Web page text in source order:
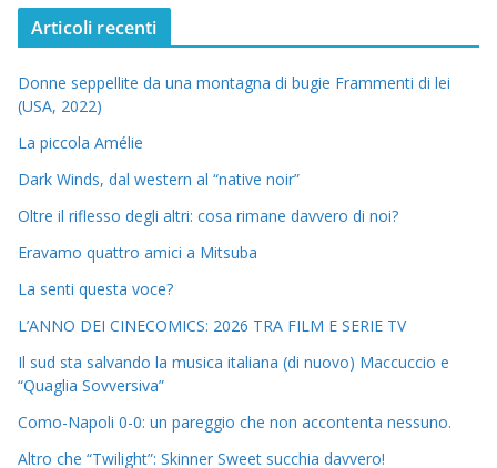
Articoli recenti
Donne seppellite da una montagna di bugie Frammenti di lei
(USA, 2022)
La piccola Amélie
Dark Winds, dal western al “native noir”
Oltre il riflesso degli altri: cosa rimane davvero di noi?
Eravamo quattro amici a Mitsuba
La senti questa voce?
L’ANNO DEI CINECOMICS: 2026 TRA FILM E SERIE TV
Il sud sta salvando la musica italiana (di nuovo) Maccuccio e
“Quaglia Sovversiva”
Como-Napoli 0-0: un pareggio che non accontenta nessuno.
Altro che “Twilight”: Skinner Sweet succhia davvero!